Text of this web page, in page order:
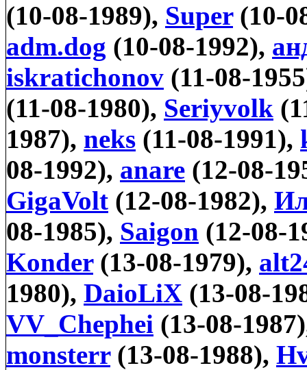
(10-08-1989), Super(10-
adm.dog (10-08-1992),
iskratichonov (11-08-
(11-08-1980), Seriyvolk
1987), neks (11-08-1991),
08-1992), anare (12-08-
GigaVolt (12-08-1982),
08-1985), Saigon (12-08-
Konder(13-08-1979),
1980), DaioLiX (13-08-
VV_Chephei (13-08-
monsterr(13-08-1988),